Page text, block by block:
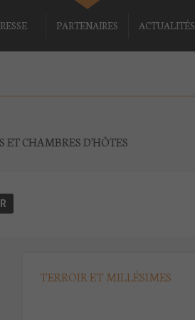
PARTENAIRES ACTUALITÉS
ET CHAMBRES D'HÔTES
TERROIR ET MILLÉSIMES